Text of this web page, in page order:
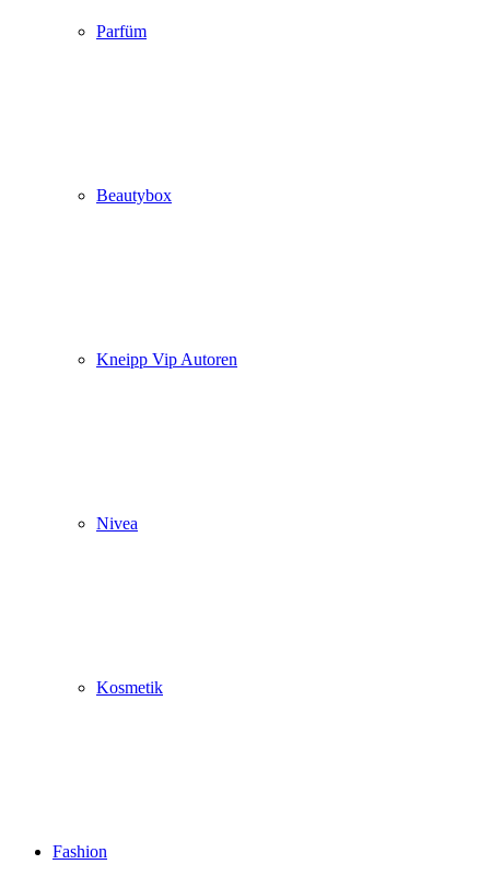
Parfüm
Beautybox
Kneipp Vip Autoren
Nivea
Kosmetik
Fashion